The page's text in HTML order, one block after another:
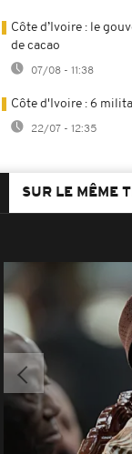
Côte d’Ivoire : le
de cacao
07/08 - 11:38
Côte d'Ivoire : 6
22/07 - 12:35
SUR LE MÊME